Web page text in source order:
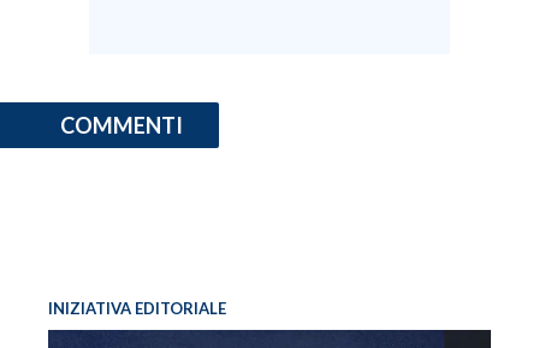
COMMENTI
INIZIATIVA EDITORIALE